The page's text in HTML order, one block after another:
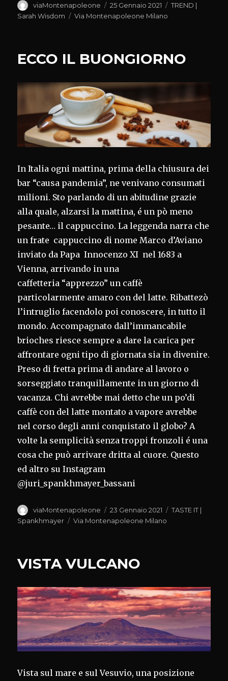
Autore
viaMontenapoleone
Pubblicato
il
25 Gennaio 2021 Categorie
TREND |
Sarah Wisdom
Tag
Via Montenapoleone Milano
ECCO IL BUONGIORNO
In Italia ogni mattina, prima della chiusura dei
bar “causa pandemia”, ne venivano consumati
milioni. Sto parlando di un abitudine grazie
alla quale, alzarsi la mattina, é un pò meno
pesante… il cappuccino. La leggenda narra che
un frate cappuccino di nome Marco d’Aviano
inviato da Papa Innocenzo XI nel 1683 a
Vienna, arrivando in una
caffetteria “apprezzo” un caffè
particolarmente amaro con del latte. Ribattezò
l’intruglio facendolo poi conoscere, in tutto il
mondo. Accompagnato dall’immancabile
brioches riesce sempre a dare la carica per
affrontare ogni tipo di giornata sia in divenire.
Preso di fretta prima di andare al lavoro o
sorseggiato tranquillamente in un giorno di
vacanza. Chi avrebbe mai detto che un po’di
caffè con del latte montato a vapore avrebbe
nel corso degli anni conquistato il globo? A
volte la semplicità senza troppi fronzoli é una
cosa che può arrivare dritta al cuore. Questo
ed altro su Instagram
@juri_spankhmayer_bassani
Autore
viaMontenapoleone
Pubblicato
il
23 Gennaio 2021 Categorie
TASTE IT |
Spankhmayer
Tag
Via Montenapoleone Milano
VISTA VULCANO
Vista sul mare e sul Vesuvio, una posizione